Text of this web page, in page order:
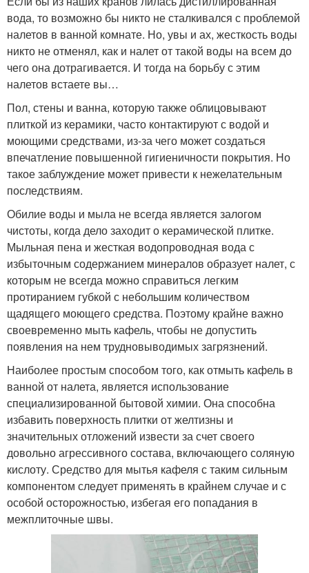
вода, то возможно бы никто не сталкивался с проблемой
налетов в ванной комнате. Но, увы и ах, жесткость воды
никто не отменял, как и налет от такой воды на всем до
чего она дотрагивается. И тогда на борьбу с этим
налетов встаете вы…
Пол, стены и ванна, которую также облицовывают
плиткой из керамики, часто контактируют с водой и
моющими средствами, из-за чего может создаться
впечатление повышенной гигиеничности покрытия. Но
такое заблуждение может привести к нежелательным
последствиям.
Обилие воды и мыла не всегда является залогом
чистоты, когда дело заходит о керамической плитке.
Мыльная пена и жесткая водопроводная вода с
избыточным содержанием минералов образует налет, с
которым не всегда можно справиться легким
протиранием губкой с небольшим количеством
щадящего моющего средства. Поэтому крайне важно
своевременно мыть кафель, чтобы не допустить
появления на нем трудновыводимых загрязнений.
Наиболее простым способом того, как отмыть кафель в
ванной от налета, является использование
специализированной бытовой химии. Она способна
избавить поверхность плитки от желтизны и
значительных отложений извести за счет своего
довольно агрессивного состава, включающего соляную
кислоту. Средство для мытья кафеля с таким сильным
компонентом следует применять в крайнем случае и с
особой осторожностью, избегая его попадания в
межплиточные швы.